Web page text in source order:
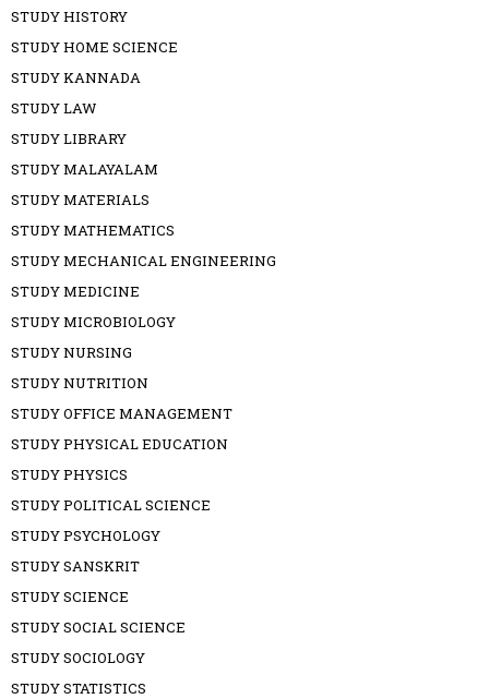
STUDY HISTORY
STUDY HOME SCIENCE
STUDY KANNADA
STUDY LAW
STUDY LIBRARY
STUDY MALAYALAM
STUDY MATERIALS
STUDY MATHEMATICS
STUDY MECHANICAL ENGINEERING
STUDY MEDICINE
STUDY MICROBIOLOGY
STUDY NURSING
STUDY NUTRITION
STUDY OFFICE MANAGEMENT
STUDY PHYSICAL EDUCATION
STUDY PHYSICS
STUDY POLITICAL SCIENCE
STUDY PSYCHOLOGY
STUDY SANSKRIT
STUDY SCIENCE
STUDY SOCIAL SCIENCE
STUDY SOCIOLOGY
STUDY STATISTICS